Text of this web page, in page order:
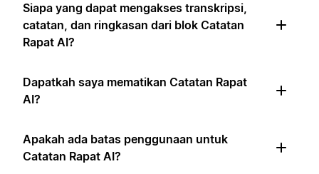
Siapa yang dapat mengakses transkripsi,
catatan, dan ringkasan dari blok Catatan
Rapat AI?
Dapatkah saya mematikan Catatan Rapat
AI?
Apakah ada batas penggunaan untuk
Catatan Rapat AI?